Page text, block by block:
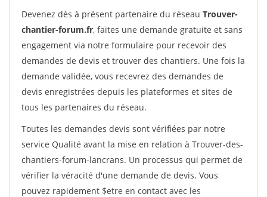
Devenez dès à présent partenaire du réseau Trouver-
chantier-forum.fr, faites une demande gratuite et sans
engagement via notre formulaire pour recevoir des
demandes de devis et trouver des chantiers. Une fois la
demande validée, vous recevrez des demandes de
devis enregistrées depuis les plateformes et sites de
tous les partenaires du réseau.
Toutes les demandes devis sont vérifiées par notre
service Qualité avant la mise en relation à Trouver-des-
chantiers-forum-lancrans. Un processus qui permet de
vérifier la véracité d'une demande de devis. Vous
pouvez rapidement $etre en contact avec les